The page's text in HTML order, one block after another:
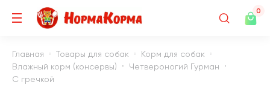
0
Главная Товары для собак
Корм для собак
Влажный корм (консервы)
Четвероногий Гурман
С гречкой